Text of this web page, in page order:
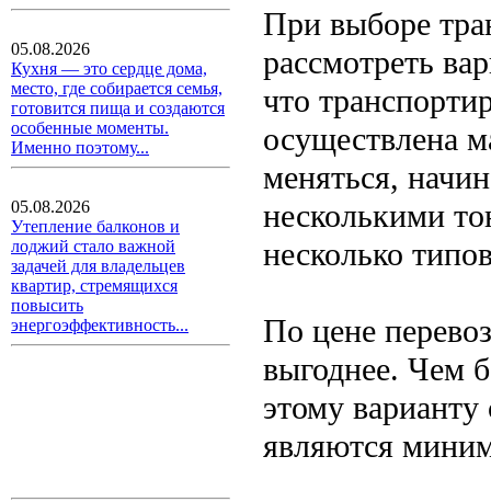
05.08.2026
Кухня — это сердце дома,
место, где собирается семья,
готовится пища и создаются
особенные моменты.
Именно поэтому...
05.08.2026
Утепление балконов и
лоджий стало важной
задачей для владельцев
квартир, стремящихся
повысить
энергоэффективность...
При выборе
рассмотреть
что
осуществлена
меняться,
несколькими
несколько
По цене
выгоднее. Чем
этому
являются